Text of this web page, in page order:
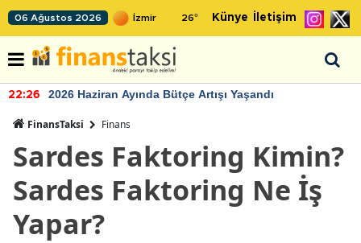
06 Ağustos 2026 26° Künye İletişim
22:26 2026 Haziran Ayında Bütçe Artışı Yaşandı
FinansTaksi Finans
Sardes Faktoring Kimin?
Sardes Faktoring Ne İş
Yapar?